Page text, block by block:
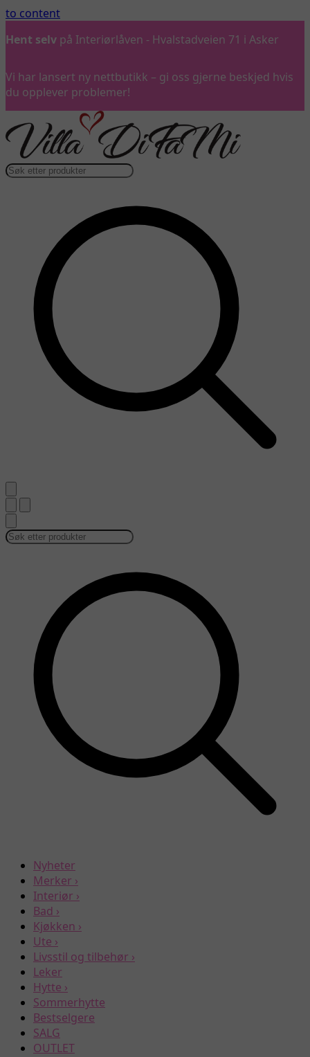
to content
Hent selv på Interiørlåven - Hvalstadveien 71 i Asker
Vi har lansert ny nettbutikk – gi oss gjerne beskjed hvis
du opplever problemer!
Nyheter
Merker ›
Interiør ›
Bad ›
Kjøkken ›
Ute ›
Livsstil og tilbehør ›
Leker
Hytte ›
Sommerhytte
Bestselgere
SALG
OUTLET